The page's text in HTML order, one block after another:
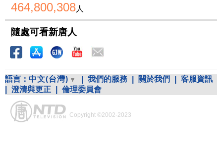
464,800,308人
隨處可看新唐人
語言： 中文(台灣) 我們的服務 關於我們
客服資訊
澄清與更正 倫理委員會
Copyright ©2002-2023